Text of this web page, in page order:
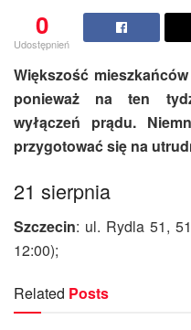
0
Udostępnień
Większość
ponieważ na ten
wyłączeń prądu.
przygotować się na
21 sierpnia
Szczecin: ul. Rydla 51,
12:00);
Related Posts